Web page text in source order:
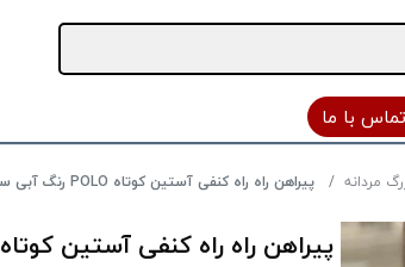
تماس با ما
مردانه پیراهن راه راه کنفی آستین کوتاه POLO رنگ آبی سایز 4XL
پیراهن راه راه کنفی آستین کوتاه POLO رنگ آبی سایز 4XL